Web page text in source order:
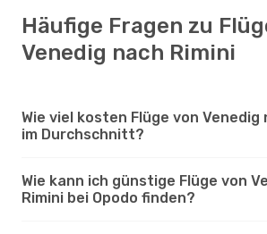
Häufige Fragen zu
Venedig nach Rimini
Wie viel kosten Flüge von Venedig
im Durchschnitt?
Wie kann ich günstige Flüge von
Rimini bei Opodo finden?